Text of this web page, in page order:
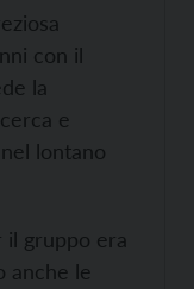
con il
la
e
lontano
gruppo era
anche le